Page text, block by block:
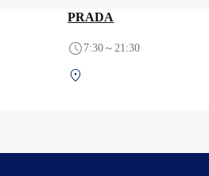
PRADA
7:30～21:30